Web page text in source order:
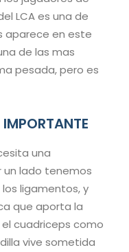
LCA es una de
aparece en este
de las mas
pesada, pero es
una
un lado tenemos
ligamentos, y
que aporta la
cuadriceps como
vive sometida